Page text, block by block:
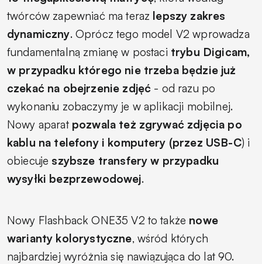
twórców zapewniać ma teraz lepszy zakres
dynamiczny. Oprócz tego model V2 wprowadza
fundamentalną zmianę w postaci trybu Digicam,
w przypadku którego nie trzeba będzie już
czekać na obejrzenie zdjęć - od razu po
wykonaniu zobaczymy je w aplikacji mobilnej.
Nowy aparat pozwala też zgrywać zdjęcia po
kablu na telefony i komputery (przez USB-C) i
obiecuje szybsze transfery w przypadku
wysyłki bezprzewodowej.
Nowy Flashback ONE35 V2 to także nowe
warianty kolorystyczne, wśród których
najbardziej wyróżnia się nawiązująca do lat 90.